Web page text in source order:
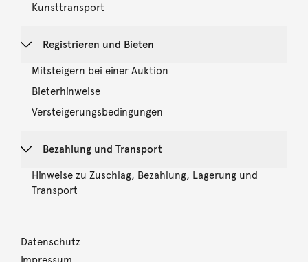
Kunsttransport
Registrieren und Bieten
Mitsteigern bei einer Auktion
Bieterhinweise
Versteigerungsbedingungen
Bezahlung und Transport
Hinweise zu Zuschlag, Bezahlung, Lagerung und
Transport
Datenschutz